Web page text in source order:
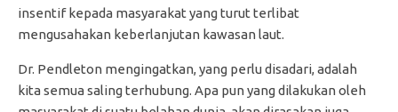
insentif kepada masyarakat yang turut terlibat
mengusahakan keberlanjutan kawasan laut.
Dr. Pendleton mengingatkan, yang perlu disadari, adalah
kita semua saling terhubung. Apa pun yang dilakukan oleh